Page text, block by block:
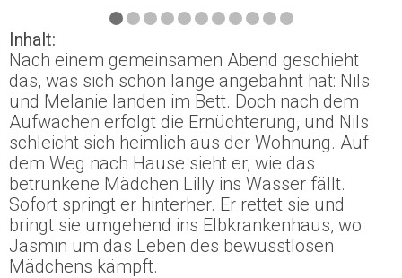
Inhalt:
Nach einem gemeinsamen Abend geschieht
das, was sich schon lange angebahnt hat: Nils
und Melanie landen im Bett. Doch nach dem
Aufwachen erfolgt die Ernüchterung, und Nils
schleicht sich heimlich aus der Wohnung. Auf
dem Weg nach Hause sieht er, wie das
betrunkene Mädchen Lilly ins Wasser fällt.
Sofort springt er hinterher. Er rettet sie und
bringt sie umgehend ins Elbkrankenhaus, wo
Jasmin um das Leben des bewusstlosen
Mädchens kämpft.